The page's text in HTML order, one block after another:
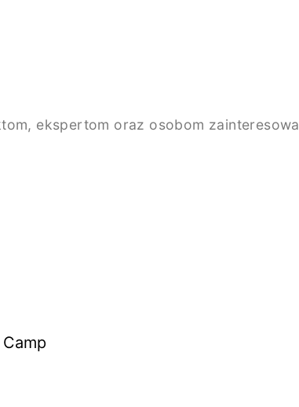
ekspertom oraz osobom